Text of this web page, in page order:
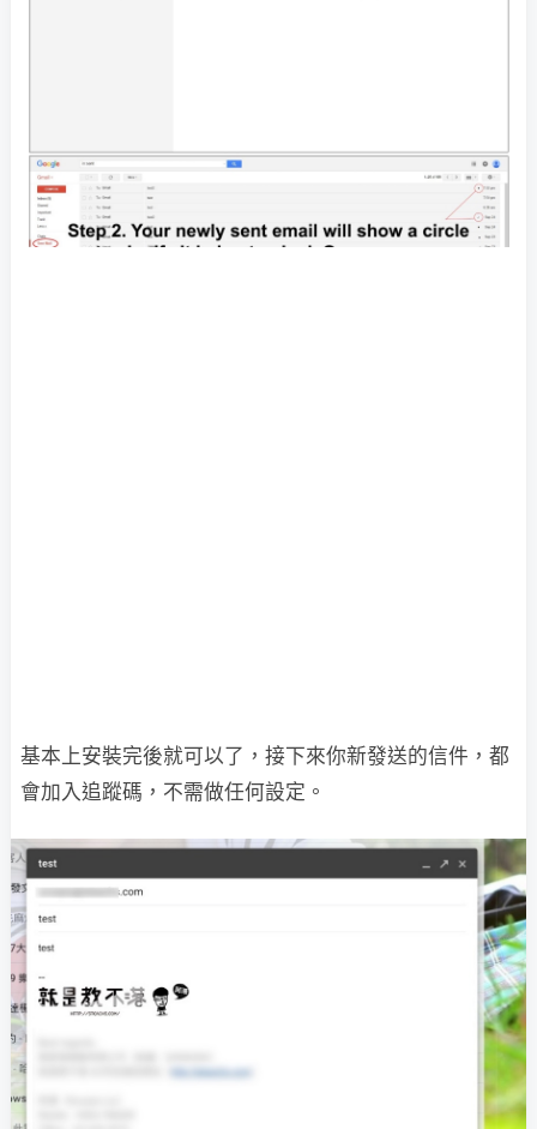
基本上安裝完後就可以了，接下來你新發送的信件，都
會加入追蹤碼，不需做任何設定。